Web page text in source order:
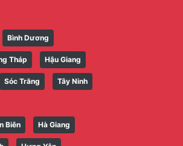
Bình Dương
Tháp Hậu Giang
Sóc Trăng Tây Ninh
Biên Hà Giang